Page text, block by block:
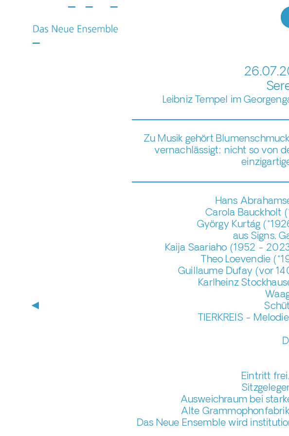
▶
Leibniz Tempel im
Zu Musik gehört
vernachlässigt; nicht so von
Hans
Carola Bauckholt
György Kurtág
aus Signs,
Kaija Saariaho (1952 -
Theo Loevendie
Guillaume Dufay (vor
Karlheinz
TIERKREIS -
Eintritt
Ausweichraum bei
Alte
Das Neue Ensemble wird